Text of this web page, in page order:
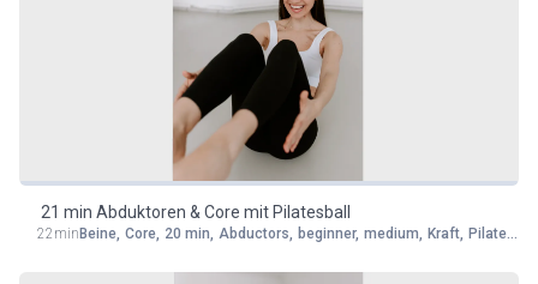
21 min Abduktoren & Core mit Pilatesball
22min Beine, Core, 20 min, Abductors, beginner, medium, Kraft, Pilatesball